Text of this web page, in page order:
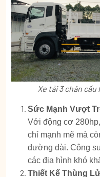
Xe tải 3 chân
Sức Mạnh Vượt
Với động cơ 280hp,
chỉ mạnh mẽ mà
đường dài. Công
các địa hình khó
Thiết Kế Thùng